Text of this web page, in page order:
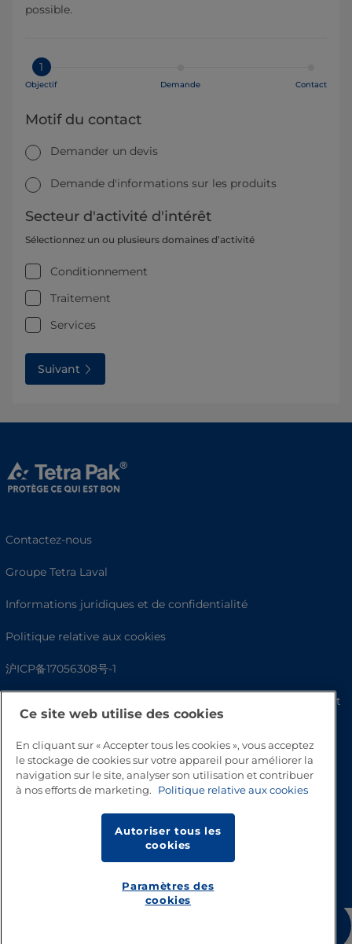
possible.
1
Objectif Demande Contact
Motif du contact
Demander un devis
Demande d'informations sur les produits
Secteur d'activité d'intérêt
Sélectionnez un ou plusieurs domaines d’activité
Conditionnement
Traitement
Services
Suivant
Contactez-nous
Groupe Tetra Laval
Informations juridiques et de confidentialité
Politique relative aux cookies
沪ICP备17056308号-1
Fighting Against Forced Labour and Child Labour Statement
Ce site web utilise des cookies
En cliquant sur « Accepter tous les cookies », vous acceptez
le stockage de cookies sur votre appareil pour améliorer la
navigation sur le site, analyser son utilisation et contribuer
à nos efforts de marketing.
Politique relative aux cookies
Autoriser tous les
cookies
Paramètres des
cookies